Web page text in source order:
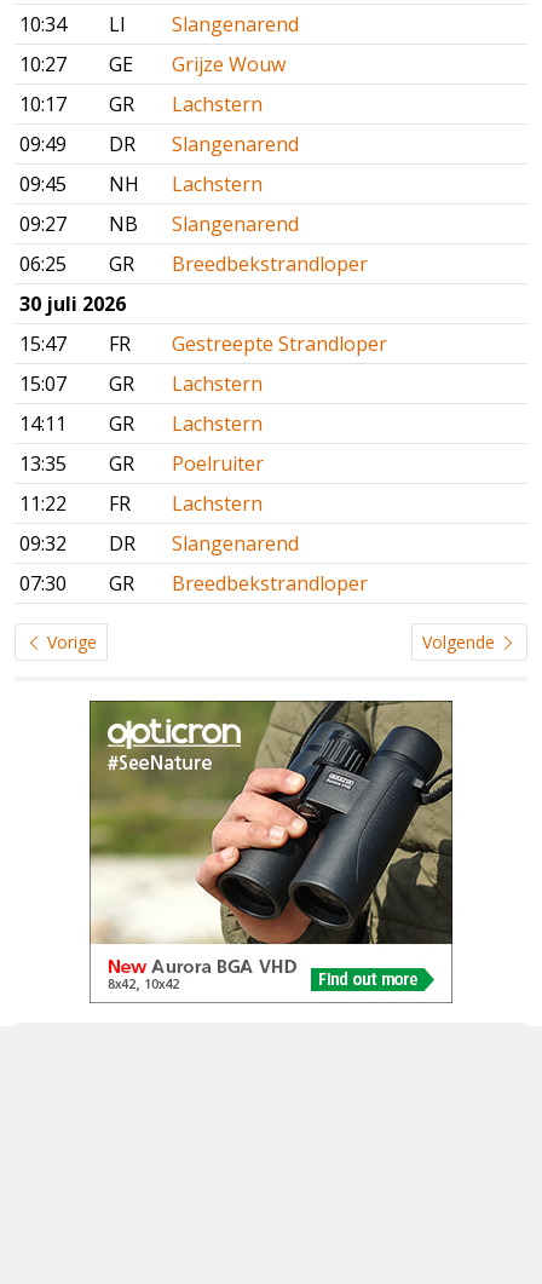
10:34
LI
Slangenarend
10:27
GE
Grijze Wouw
10:17
GR
Lachstern
09:49
DR
Slangenarend
09:45
NH
Lachstern
09:27
NB
Slangenarend
06:25
GR
Breedbekstrandloper
30 juli 2026
15:47
FR
Gestreepte Strandloper
15:07
GR
Lachstern
14:11
GR
Lachstern
13:35
GR
Poelruiter
11:22
FR
Lachstern
09:32
DR
Slangenarend
07:30
GR Breedbekstrandloper
Vorige Volgende